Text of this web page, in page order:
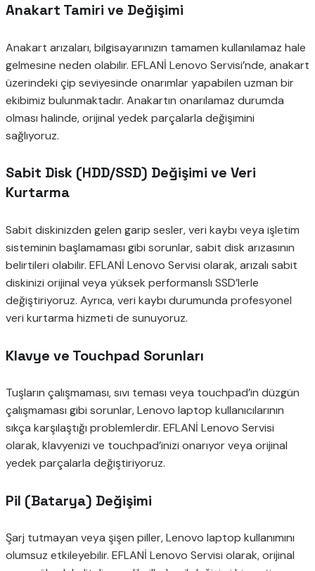
Anakart Tamiri ve Değişimi
Anakart arızaları, bilgisayarınızın tamamen kullanılamaz hale
gelmesine neden olabilir. EFLANİ Lenovo Servisi’nde, anakart
üzerindeki çip seviyesinde onarımlar yapabilen uzman bir
ekibimiz bulunmaktadır. Anakartın onarılamaz durumda
olması halinde, orijinal yedek parçalarla değişimini
sağlıyoruz.
Sabit Disk (HDD/SSD) Değişimi ve Veri
Kurtarma
Sabit diskinizden gelen garip sesler, veri kaybı veya işletim
sisteminin başlamaması gibi sorunlar, sabit disk arızasının
belirtileri olabilir. EFLANİ Lenovo Servisi olarak, arızalı sabit
diskinizi orijinal veya yüksek performanslı SSD’lerle
değiştiriyoruz. Ayrıca, veri kaybı durumunda profesyonel
veri kurtarma hizmeti de sunuyoruz.
Klavye ve Touchpad Sorunları
Tuşların çalışmaması, sıvı teması veya touchpad’in düzgün
çalışmaması gibi sorunlar, Lenovo laptop kullanıcılarının
sıkça karşılaştığı problemlerdir. EFLANİ Lenovo Servisi
olarak, klavyenizi ve touchpad’inizi onarıyor veya orijinal
yedek parçalarla değiştiriyoruz.
Pil (Batarya) Değişimi
Şarj tutmayan veya şişen piller, Lenovo laptop kullanımını
olumsuz etkileyebilir. EFLANİ Lenovo Servisi olarak, orijinal